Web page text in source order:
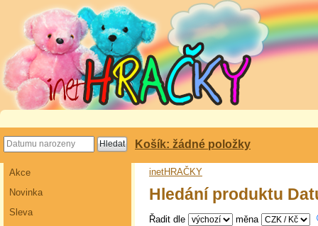
Košík: žádné položky
Akce
Novinka
Sleva
inetHRAČKY
Hledání produktu
Řadit dle měna